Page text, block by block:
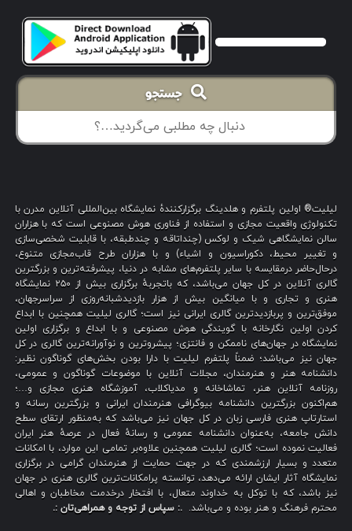
جستجو
لیلیت® اولین پلتفرم و هلدینگ برگزارکنندهٔ نمایشگاه بین‌المللی آنلاین مدرن با
تکنولوژی واقعیت مجازی و استفاده از فناوری هوش مصنوعی است که با هزاران
سالن نمایشگاهی شیک و لوکس (چنداتاقه و چندطبقه، با قابلیت شخصی‌سازی
و تغییر محیط، دکوراسیون و اشیاء) و با هزاران طرح قاب‌مجازی متنوع،
درحال‌حاضر درمقایسه با سایر پلتفرم‌های مشابه در دنیا، پیشرفته‌ترین و بزرگترین
گالری آنلاین در کل جهان می‌باشد، که باتجربهٔ برگزاری بیش از ۲۵۰ نمایشگاه
هنری و تجاری و با میانگین بیش از هزار بازدیدشبانه‌روزی از سراسرجهان،
موفق‌ترین و پربازدیدترین گالری ایرانی نیز است؛ گالری لیلیت همچنین با ابداع
کردن اولین نگارخانه با گویندگی هوش مصنوعی و با ابداع و برگزاری اولین
نمایشگاه در جهان‌های ناممکن و فانتزی؛ پیشروترین و نوآورانه‌ترین گالری در کل
جهان نیز می‌باشد؛ ضمناً پلتفرم لیلیت با دارا بودن بخش‌های گوناگون نظیر:
دانشنامه هنر و هنرمندان، مجلات آنلاین با موضوعات گوناگون و عمومی،
روزنامه آنلاین هنر، تماشاخانه و مدیاکلاب، آموزشگاه هنری مجازی و…؛
هم‌اکنون بزرگترین دانشنامه بیوگرافی هنرمندان ایرانی و بزرگترین رسانه و
استارتاپ هنری فارسی زبان در کل جهان نیز می‌باشد که به‌منظور ارتقای سطح
دانش جامعه، به‌عنوان دانشنامه عمومی و رسانهٔ فعال در عرصهٔ هنر ایران
فعالیت نموده است؛ گالری لیلیت همچنین علاوه‌بر تمامی این موارد، با امکانات
متعدد و بسیار ارزشمندی که در جهت حمایت از هنرمندان گرامی در برگزاری
نمایشگاه آثار ایشان ارائه می‌دهد، توانسته پرامکانات‌ترین گالری هنری در جهان
نیز باشد، که با توکل به خداوند متعال، با افتخار درخدمت مخاطبان و اهالی
محترم فرهنگ و هنر بوده و می‌باشد. .: سپاس از توجه و همراهی‌تان :.